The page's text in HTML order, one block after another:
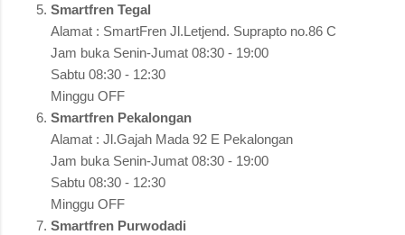
Smartfren Tegal
Alamat : SmartFren Jl.Letjend. Suprapto no.86 C
Jam buka Senin-Jumat 08:30 - 19:00
Sabtu 08:30 - 12:30
Minggu OFF
Smartfren Pekalongan
Alamat : Jl.Gajah Mada 92 E Pekalongan
Jam buka Senin-Jumat 08:30 - 19:00
Sabtu 08:30 - 12:30
Minggu OFF
Smartfren Purwodadi